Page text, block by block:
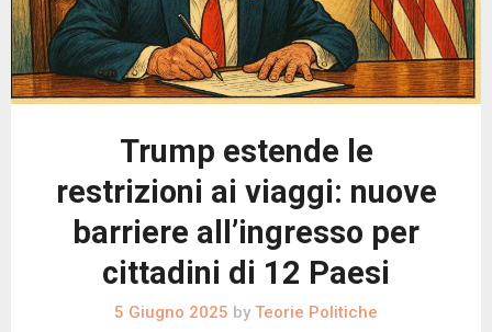
Trump estende le
restrizioni ai viaggi: nuove
barriere all’ingresso per
cittadini di 12 Paesi
5 Giugno 2025 by Teorie Politiche